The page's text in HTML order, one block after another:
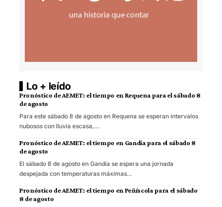
Lo + leído
Pronóstico de AEMET: el tiempo en Requena para el sábado 8
de agosto
Para este sábado 8 de agosto en Requena se esperan intervalos
nubosos con lluvia escasa,…
Pronóstico de AEMET: el tiempo en Gandia para el sábado 8
de agosto
El sábado 8 de agosto en Gandia se espera una jornada
despejada con temperaturas máximas…
Pronóstico de AEMET: el tiempo en Peñíscola para el sábado
8 de agosto